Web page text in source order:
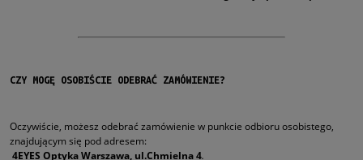
CZY MOGĘ OSOBIŚCIE ODEBRAĆ ZAMÓWIENIE?
Oczywiście, możesz odebrać zamówienie w punkcie odbioru osobistego,
znajdującym się pod adresem:
4EYES Optyka Warszawa, ul.Chmielna 4.